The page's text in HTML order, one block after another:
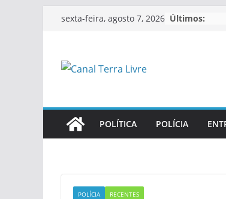
sexta-feira, agosto 7, 2026 Últimos:
POLÍTICA POLÍCIA
POLÍCIA RECENTES